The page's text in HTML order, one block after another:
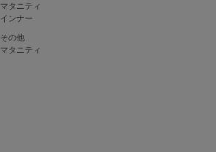
マタニティ
インナー
その他
マタニティ